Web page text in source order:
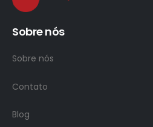
Sobre nós
Sobre nós
Contato
Blog